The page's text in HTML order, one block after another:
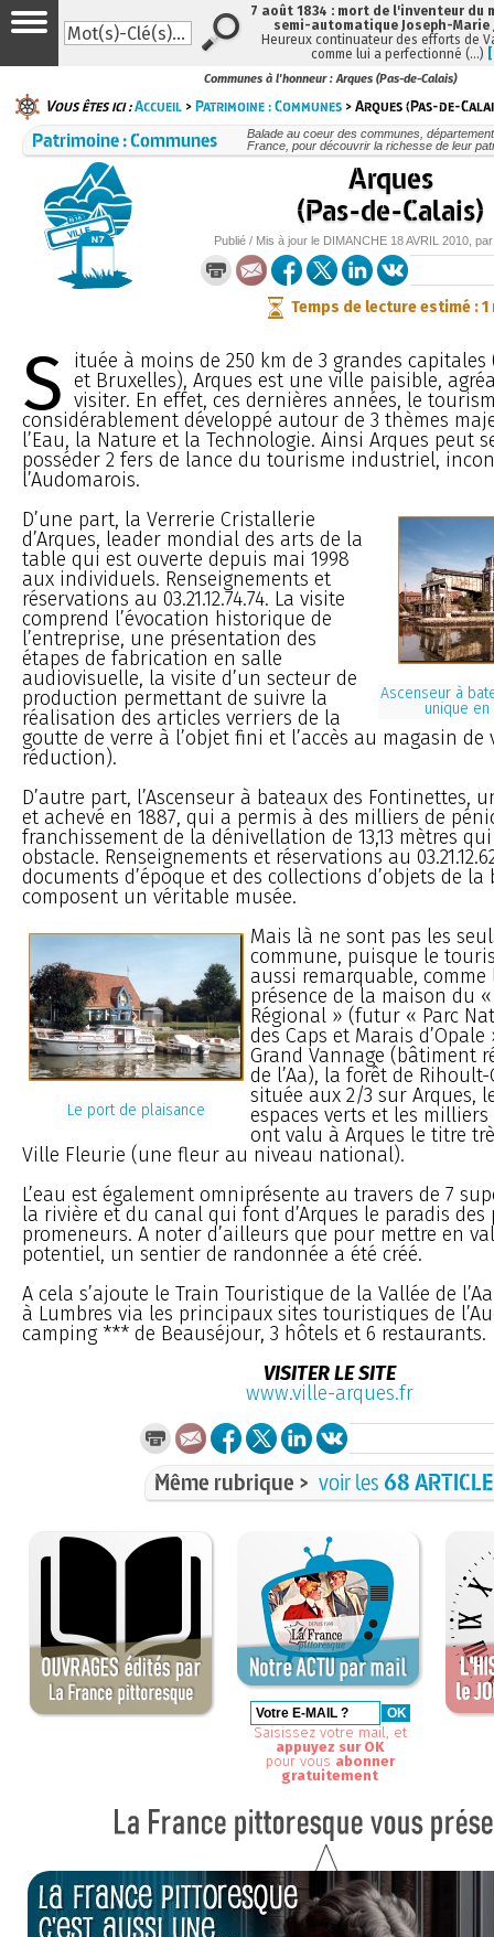
Communes à l'honneur : Arques (Pas-de-Calais)
Vous êtes ici :Accueil >Patrimoine : Communes > Arques (Pas-de-
Patrimoine : Communes
Balade au coeur des communes,
France, pour découvrir la richesse de leur
Arques
(Pas-de-Calais)
Publié / Mis à jour le DIMANCHE 18 AVRIL 2010 ,
Temps de lecture estimé : 1
S ituée à moins de 250 km de 3 grandes capitales
et Bruxelles), Arques est une ville paisible,
visiter. En effet, ces dernières années, le
considérablement développé autour de 3 thèmes
l’Eau, la Nature et la Technologie. Ainsi Arques peut
posséder 2 fers de lance du tourisme industriel,
l’Audomarois.
Ascenseur à
unique en
D’une part, la Verrerie Cristallerie
d’Arques, leader mondial des arts de la
table qui est ouverte depuis mai 1998
aux individuels. Renseignements et
réservations au 03.21.12.74.74. La visite
comprend l’évocation historique de
l’entreprise, une présentation des
étapes de fabrication en salle
audiovisuelle, la visite d’un secteur de
production permettant de suivre la
réalisation des articles verriers de la
goutte de verre à l’objet fini et l’accès au magasin de
réduction).
D’autre part, l’Ascenseur à bateaux des Fontinettes,
et achevé en 1887, qui a permis à des milliers de
franchissement de la dénivellation de 13,13 mètres
obstacle. Renseignements et réservations au
documents d’époque et des collections d’objets de
composent un véritable musée.
Le port de plaisance
Mais là ne sont pas les
commune, puisque le
aussi remarquable,
présence de la maison du
Régional » (futur « Parc
des Caps et Marais
Grand Vannage (bâtiment
de l’Aa), la forêt de
située aux 2/3 sur Arques,
espaces verts et les
ont valu à Arques le titre
Ville Fleurie (une fleur au niveau national).
L’eau est également omniprésente au travers de 7
la rivière et du canal qui font d’Arques le paradis des
promeneurs. A noter d’ailleurs que pour mettre en
potentiel, un sentier de randonnée a été créé.
A cela s’ajoute le Train Touristique de la Vallée de
à Lumbres via les principaux sites touristiques de
camping *** de Beauséjour, 3 hôtels et 6 restaurants.
VISITER LE SITE
www.ville-arques.fr
Même rubrique > voir les68
Saisissez votre mail, et
appuyez sur OK
pour vous abonner
gratuitement
7 août 1834 : mort de l'inventeur du
semi-automatique Joseph-Marie
Heureux continuateur des efforts de
comme lui a perfectionné (…)